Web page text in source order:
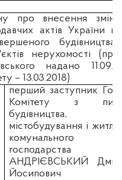
про внесення змін
актів України
нерухомості
надано
– 13.03.2018)
перший заступник
Комітету з
будівництва,
містобудування і
комунального
господарства
АНДРІЄВСЬКИЙ
Йосипович